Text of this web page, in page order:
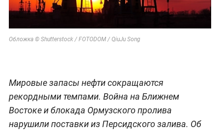
Обложка © Shutterstock / FOTODOM / QiuJu Song
Мировые запасы нефти сокращаются
рекордными темпами. Война на Ближнем
Востоке и блокада Ормузского пролива
нарушили поставки из Персидского залива. Об